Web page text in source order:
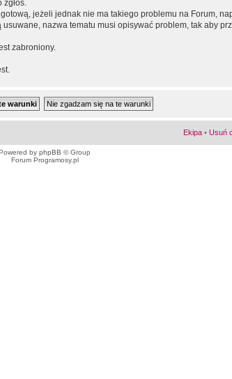
jeżeli jednak nie ma takiego problemu na Forum,
nazwa tematu musi opisywać problem, tak aby
zabroniony.
Ekipa • Usuń
by phpBB © Group
Forum Programosy.pl